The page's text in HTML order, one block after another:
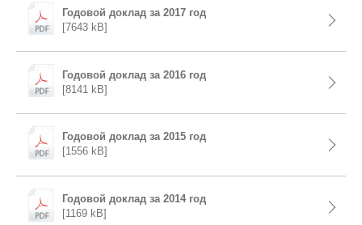
Годовой доклад за 2017 год
[7643 kB]
Годовой доклад за 2016 год
[8141 kB]
Годовой доклад за 2015 год
[1556 kB]
Годовой доклад за 2014 год
[1169 kB]